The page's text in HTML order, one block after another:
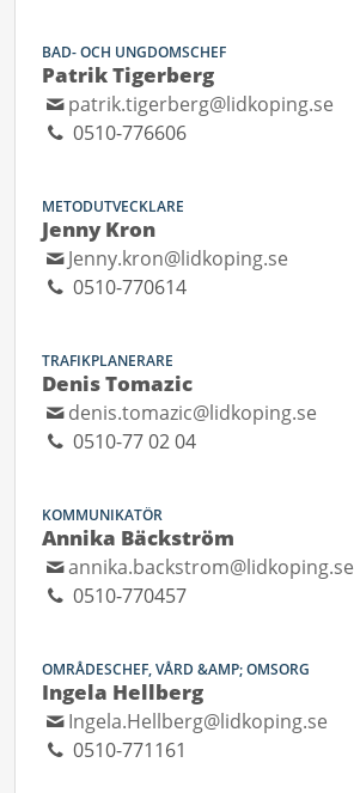
BAD- OCH UNGDOMSCHEF
Patrik Tigerberg
patrik.tigerberg@lidkoping.se
0510-776606
METODUTVECKLARE
Jenny Kron
Jenny.kron@lidkoping.se
0510-770614
TRAFIKPLANERARE
Denis Tomazic
denis.tomazic@lidkoping.se
0510-77 02 04
KOMMUNIKATÖR
Annika Bäckström
annika.backstrom@lidkoping.se
0510-770457
OMRÅDESCHEF, VÅRD &AMP; OMSORG
Ingela Hellberg
Ingela.Hellberg@lidkoping.se
0510-771161